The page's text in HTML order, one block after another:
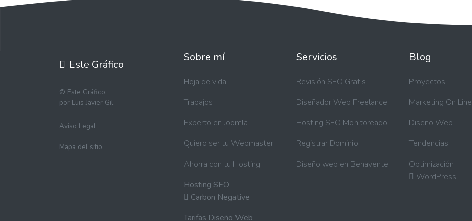
Este Gráfico
© Este Gráfico,
por Luis Javier Gil.
Aviso Legal
Mapa del sitio
Sobre mí
Hoja de vida
Trabajos
Experto en Joomla
Quiero ser tu Webmaster!
Ahorra con tu Hosting
Hosting SEO
Carbon Negative
Tarifas Diseño Web
Servicios
Revisión SEO Gratis
Diseñador Web Freelance
Hosting SEO Monitoreado
Registrar Dominio
Diseño web en Benavente
Blog
Proyectos
Marketing On Line
Diseño Web
Tendencias
Optimización
WordPress